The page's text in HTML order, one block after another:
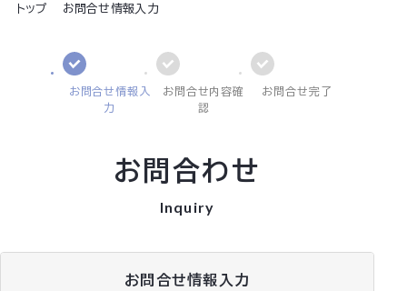
トップ お問合せ情報入力
お問合せ情報入
力
お問合せ内容確
認
お問合せ完了
お問合わせ
Inquiry
お問合せ情報入力